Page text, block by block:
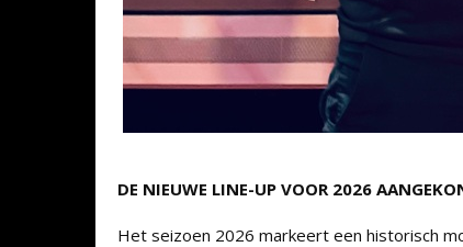
DE NIEUWE LINE-UP VOOR 2026
Het seizoen 2026 markeert een historisch